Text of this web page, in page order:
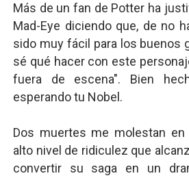
Más de un fan de Potter ha
Mad-Eye diciendo que, de no
sido muy fácil para los buenos
sé qué hacer con este
fuera de escena". Bien
esperando tu Nobel.
Dos muertes me molestan en
alto nivel de ridiculez que
convertir su saga en un